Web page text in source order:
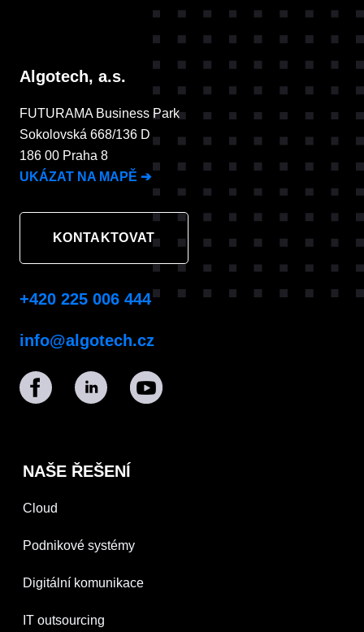
Algotech, a.s.
FUTURAMA Business Park
Sokolovská 668/136 D
186 00 Praha 8
UKÁZAT NA MAPĚ ➔
KONTAKTOVAT
+420 225 006 444
info@algotech.cz
NAŠE ŘEŠENÍ
Cloud
Podnikové systémy
Digitální komunikace
IT outsourcing